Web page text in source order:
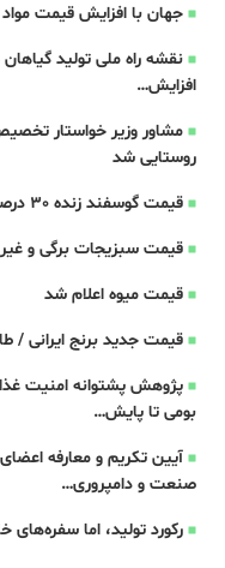
جهان با افزایش قیمت
نقشه راه ملی تولید
افزایش…
مشاور وزیر خواستار
روستایی شد
قیمت گوسفند زنده 30 درصد کاهش یافت؛ گوشت ارزان نشد
قیمت سبزیجات برگی و غیر
قیمت میوه اعلام شد
قیمت جدید برنج ایرانی /
پژوهش پشتوانه امنیت
بومی تا پایش…
آیین تکریم و معارفه
صنعت و دامپروری…
رکورد تولید، اما سفره‌های